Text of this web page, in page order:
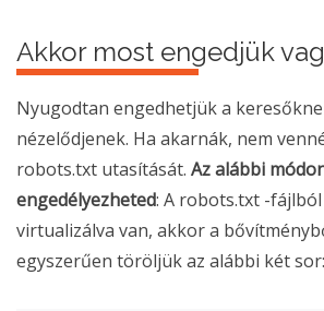
Akkor most engedjük
Nyugodtan engedhetjük a
nézelődjenek. Ha akarnák, nem
robots.txt utasítását. Az alábbi
engedélyezheted: A robots.txt -fájlból
virtualizálva van, akkor a
egyszerűen töröljük az alábbi két sor: